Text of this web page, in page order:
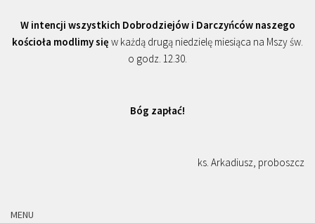
W intencji wszystkich Dobrodziejów i Darczyńców naszego
kościoła modlimy się w każdą drugą niedzielę miesiąca na Mszy św.
o godz. 12.30.
Bóg zapłać!
ks. Arkadiusz, proboszcz
MENU